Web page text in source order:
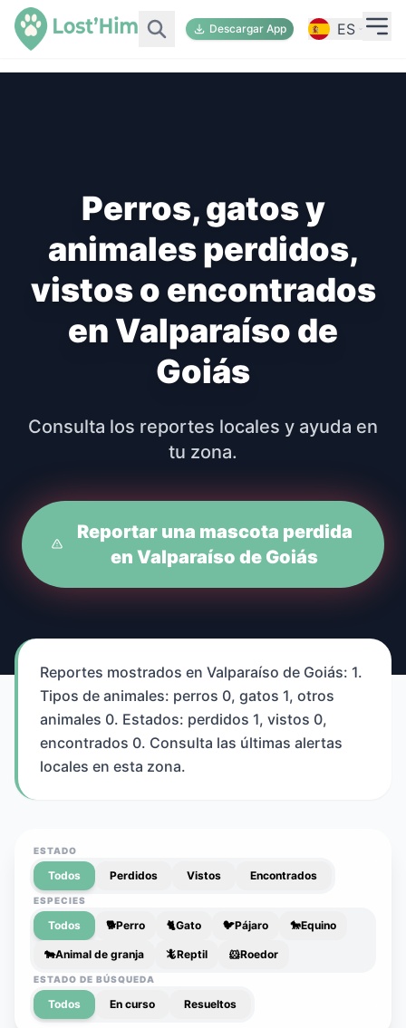
Descargar App ES
Perros, gatos y
animales perdidos,
vistos o encontrados
en Valparaíso de
Goiás
Consulta los reportes locales y ayuda en
tu zona.
Reportar una mascota perdida
en Valparaíso de Goiás
Reportes mostrados en Valparaíso de Goiás: 1.
Tipos de animales: perros 0, gatos 1, otros
animales 0. Estados: perdidos 1, vistos 0,
encontrados 0. Consulta las últimas alertas
locales en esta zona.
ESTADO
Todos Perdidos Vistos Encontrados
ESPECIES
Todos 🐕Perro 🐈Gato 🐦Pájaro 🐎Equino
🐄Animal de granja 🦎Reptil 🐹Roedor
ESTADO DE BÚSQUEDA
Todos En curso Resueltos